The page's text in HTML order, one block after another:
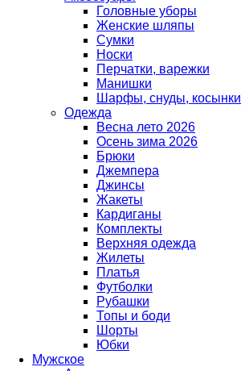
Головные уборы
Женские шляпы
Сумки
Носки
Перчатки, варежки
Манишки
Шарфы, снуды, косынки
Одежда
Весна лето 2026
Осень зима 2026
Брюки
Джемпера
Джинсы
Жакеты
Кардиганы
Комплекты
Верхняя одежда
Жилеты
Платья
Футболки
Рубашки
Топы и боди
Шорты
Юбки
Мужское